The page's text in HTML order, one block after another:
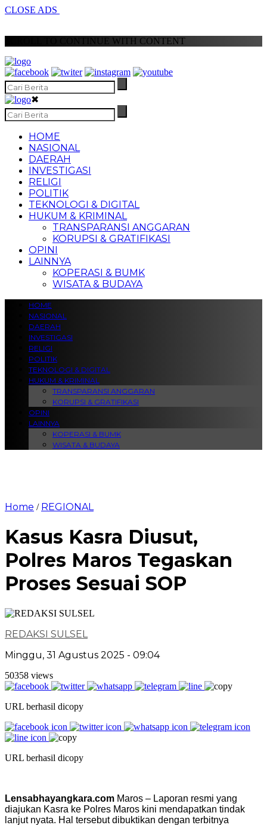
CLOSE ADS
SCROLL TO CONTINUE WITH CONTENT
✖
HOME
NASIONAL
DAERAH
INVESTIGASI
RELIGI
POLITIK
TEKNOLOGI & DIGITAL
HUKUM & KRIMINAL
TRANSPARANSI ANGGARAN
KORUPSI & GRATIFIKASI
OPINI
LAINNYA
KOPERASI & BUMK
WISATA & BUDAYA
HOME
NASIONAL
DAERAH
INVESTIGASI
RELIGI
POLITIK
TEKNOLOGI & DIGITAL
HUKUM & KRIMINAL
TRANSPARANSI ANGGARAN
KORUPSI & GRATIFIKASI
OPINI
LAINNYA
KOPERASI & BUMK
WISATA & BUDAYA
Home / REGIONAL
Kasus Kasra Diusut,
Polres Maros Tegaskan
Proses Sesuai SOP
REDAKSI SULSEL
Minggu, 31 Agustus 2025 - 09:04
50358 views
URL berhasil dicopy
URL berhasil dicopy
Lensabhayangkara.com Maros – Laporan resmi yang
diajukan Kasra ke Polres Maros kini mendapatkan tindak
lanjut nyata. Hal tersebut dibuktikan dengan terbitnya